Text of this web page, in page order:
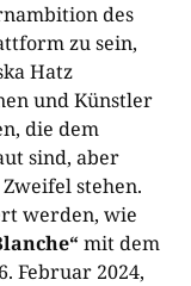
des
zu sein,
Hatz
und Künstler
die dem
sind, aber
stehen.
werden, wie
mit dem
Februar 2024,